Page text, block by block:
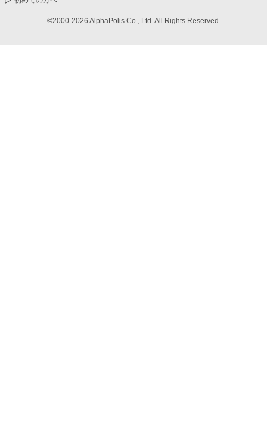
©2000-2026 AlphaPolis Co., Ltd. All Rights Reserved.